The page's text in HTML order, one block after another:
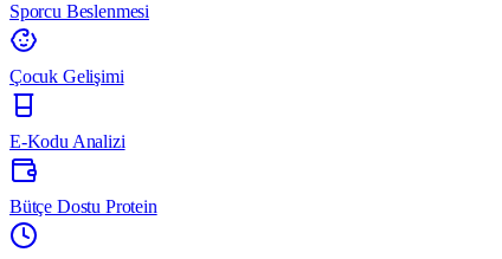
Sporcu Beslenmesi
Çocuk Gelişimi
E-Kodu Analizi
Bütçe Dostu Protein